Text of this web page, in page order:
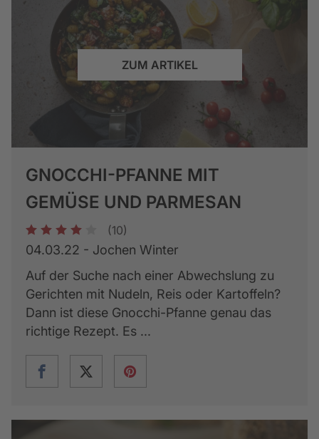
ZUM ARTIKEL
GNOCCHI-PFANNE MIT
GEMÜSE UND PARMESAN
1 2 3 4 (10)
04.03.22 - Jochen Winter
Auf der Suche nach einer Abwechslung zu
Gerichten mit Nudeln, Reis oder Kartoffeln?
Dann ist diese Gnocchi-Pfanne genau das
richtige Rezept. Es ...